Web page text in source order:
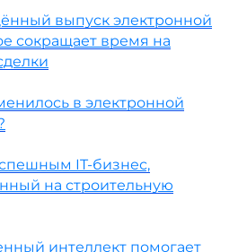
выпуск электронной
сокращает время на
в электронной
IT-бизнес,
на строительную
интеллект помогает